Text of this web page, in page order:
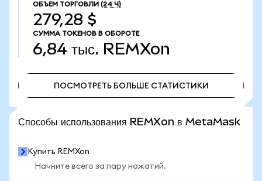
ОБЪЕМ ТОРГОВЛИ (24 Ч)
279,28 $
СУММА ТОКЕНОВ В ОБОРОТЕ
6,84 тыс. REMXon
ПОСМОТРЕТЬ БОЛЬШЕ СТАТИСТИКИ
Способы использования REMXon в MetaMask
Купить REMXon
Начните всего за пару нажатий.